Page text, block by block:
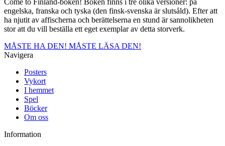
engelska, franska och tyska (den finsk-svenska är slutsåld). Efter att
ha njutit av affischerna och berättelserna en stund är sannolikheten
stor att du vill beställa ett eget exemplar av detta storverk.
MÅSTE HA DEN! MÅSTE LÄSA DEN!
Navigera
Posters
Vykort
I hemmet
Spel
Böcker
Om oss
Information